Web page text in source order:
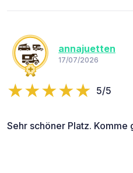
annajuetten
17/07/2026
5/5
Sehr schöner Platz.